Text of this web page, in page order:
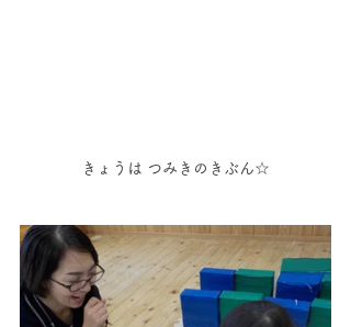
きょうは つみきのきぶん☆